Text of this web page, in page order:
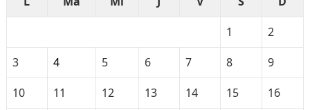
1
2
3
4 5 6 7 8
9
10
11 12 13 14 15
16